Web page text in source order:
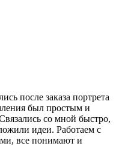
после заказа портрета
был простым и
со мной быстро,
идеи. Работаем с
все понимают и